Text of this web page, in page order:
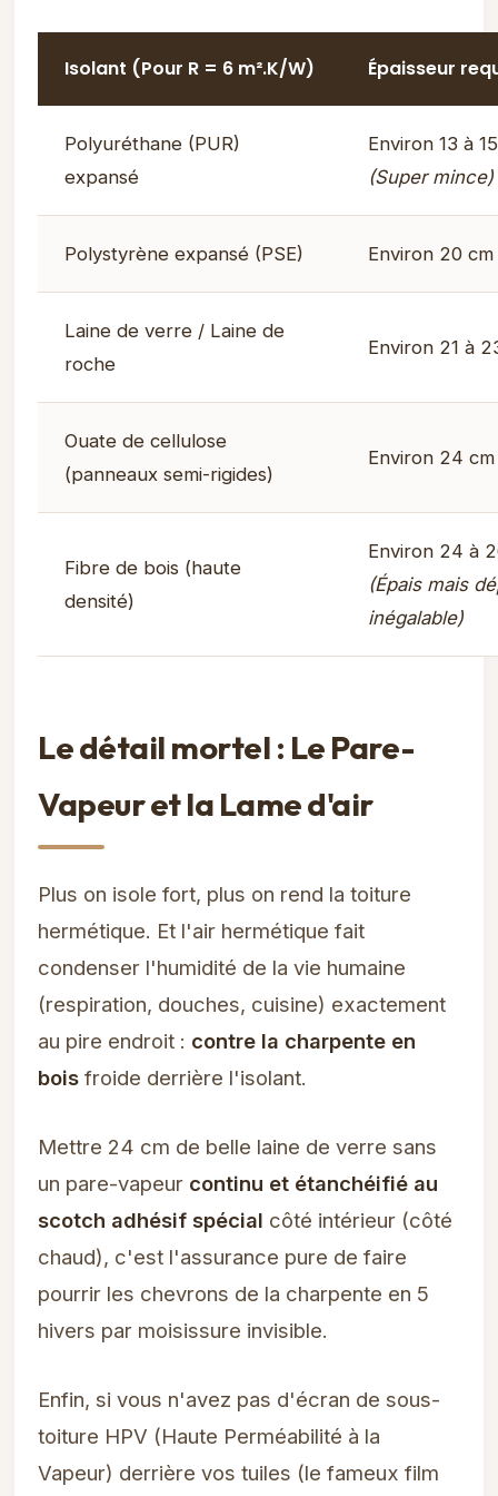
Isolant (Pour R = 6 m².K/W) Épaisseur
Polyuréthane (PUR)
expansé
Environ 13 à
(Super mince)
Polystyrène expansé (PSE) Environ 20 cm
Laine de verre / Laine de
roche
Environ 21 à
Ouate de cellulose
(panneaux semi-rigides)
Environ 24 cm
Fibre de bois (haute
densité)
Environ 24 à
(Épais mais
inégalable)
Le détail mortel : Le Pare-
Vapeur et la Lame d'air
Plus on isole fort, plus on rend la toiture
hermétique. Et l'air hermétique fait
condenser l'humidité de la vie humaine
(respiration, douches, cuisine) exactement
au pire endroit : contre la charpente en
bois froide derrière l'isolant.
Mettre 24 cm de belle laine de verre sans
un pare-vapeur continu et étanchéifié au
scotch adhésif spécial côté intérieur (côté
chaud), c'est l'assurance pure de faire
pourrir les chevrons de la charpente en 5
hivers par moisissure invisible.
Enfin, si vous n'avez pas d'écran de sous-
toiture HPV (Haute Perméabilité à la
Vapeur) derrière vos tuiles (le fameux film